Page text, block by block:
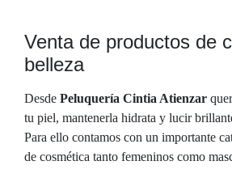
Venta de productos de
belleza
Desde Peluquería Cintia Atienzar
tu piel, mantenerla hidrata y lucir
Para ello contamos con un importante
de cosmética tanto femeninos como